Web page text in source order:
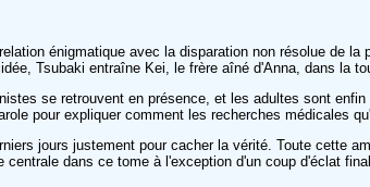
énigmatique avec la disparation non résolue de
Tsubaki entraîne Kei, le frère aîné d'Anna, dans la
se retrouvent en présence, et les adultes sont
pour expliquer comment les recherches médicales
jours justement pour cacher la vérité. Toute cette
dans ce tome à l'exception d'un coup d'éclat